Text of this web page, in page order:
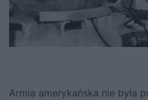
Armia amerykańska nie była